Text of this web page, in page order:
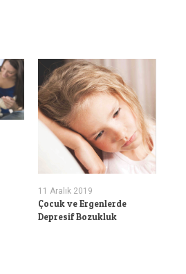
11 Aralık 2019
Çocuk ve Ergenlerde
Depresif Bozukluk